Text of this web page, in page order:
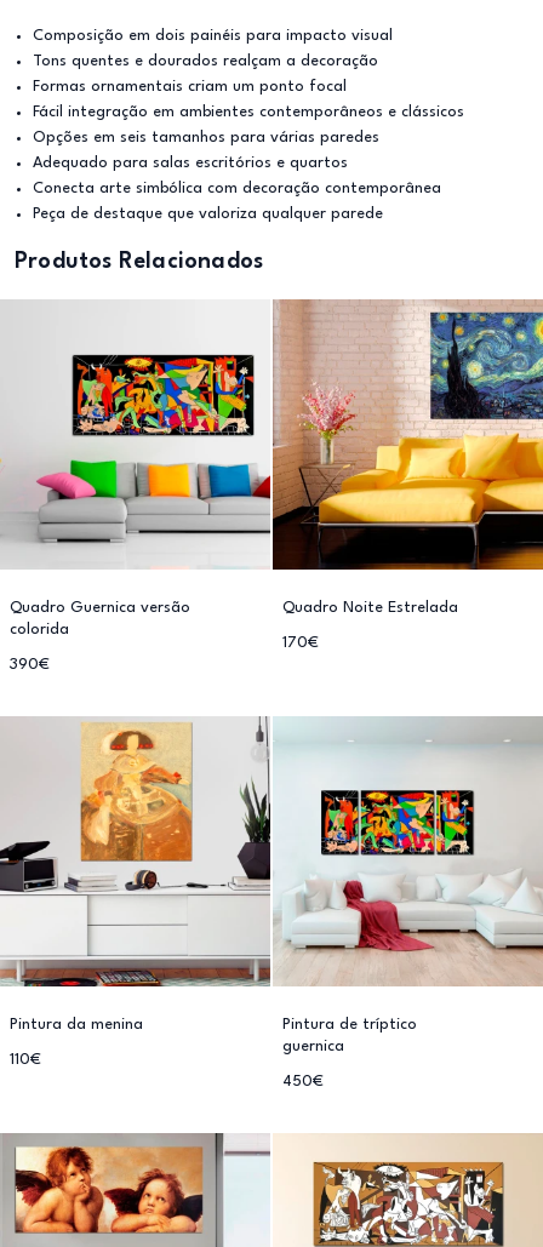
Composição em dois painéis para impacto visual
Tons quentes e dourados realçam a decoração
Formas ornamentais criam um ponto focal
Fácil integração em ambientes contemporâneos e clássicos
Opções em seis tamanhos para várias paredes
Adequado para salas escritórios e quartos
Conecta arte simbólica com decoração contemporânea
Peça de destaque que valoriza qualquer parede
Produtos Relacionados
Quadro Guernica versão
colorida
390€
Quadro Noite Estrelada
170€
Pintura da menina
110€
Pintura de tríptico
guernica
450€